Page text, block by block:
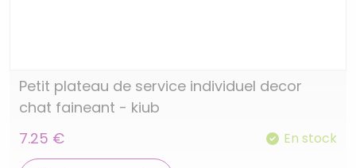
Petit plateau de service individuel decor
chat faineant - kiub
7.25 €
En stock